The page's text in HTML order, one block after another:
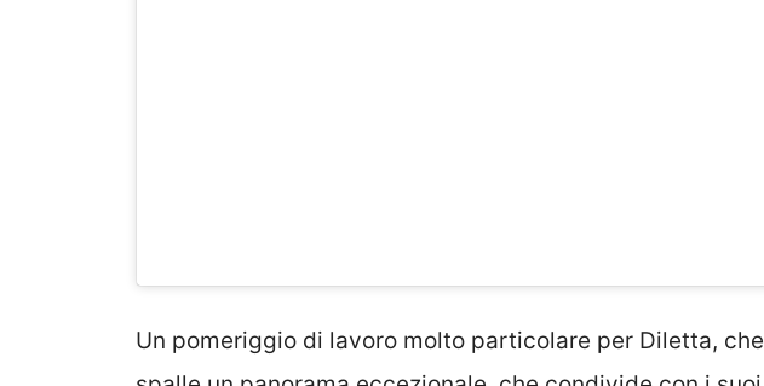
Un pomeriggio di lavoro molto particolare per Diletta,